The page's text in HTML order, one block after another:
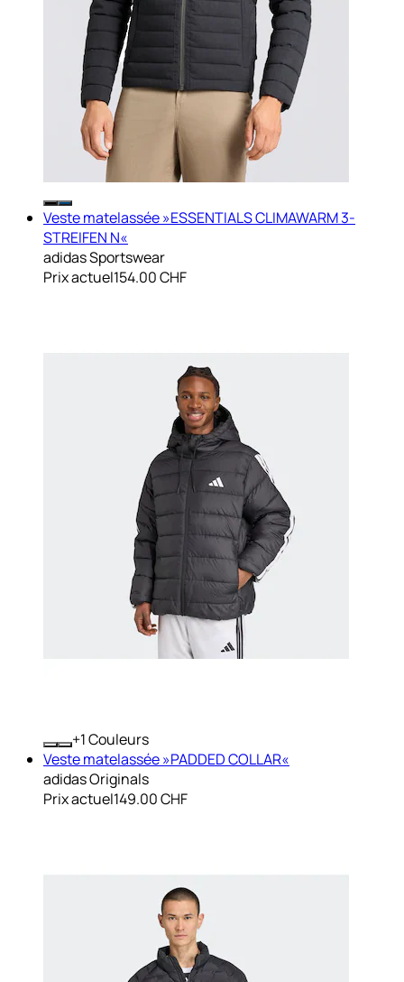
Veste matelassée »ESSENTIALS CLIMAWARM 3-
STREIFEN N«
adidas Sportswear
Prix actuel154.00 CHF
+ Couleurs
Veste matelassée »PADDED COLLAR«
adidas Originals
Prix actuel149.00 CHF